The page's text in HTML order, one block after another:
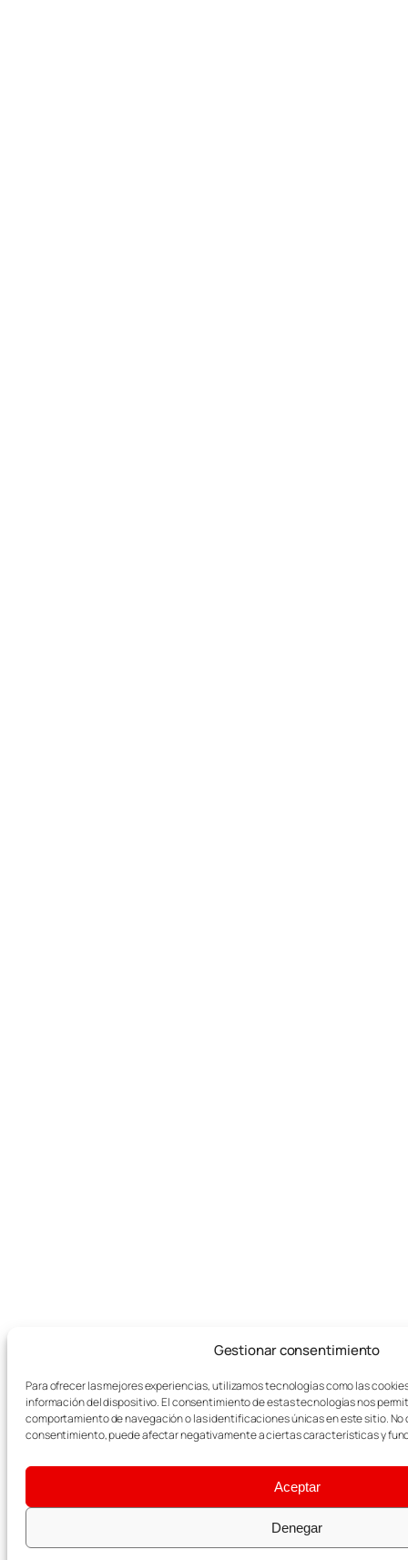
Gestionar consentimiento
Para ofrecer las mejores experiencias, utilizamos tecnologías como las
información del dispositivo. El consentimiento de estas tecnologías nos
comportamiento de navegación o las identificaciones únicas en este sitio. No
consentimiento, puede afectar negativamente a ciertas características y
Aceptar
Denegar